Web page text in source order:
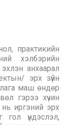
практикийн
хэлбэрийн
анхаарал
эрх зүйн
маш өндөр
гэрээ хүчин
нь иргэний эрх
гол үндэслэл,